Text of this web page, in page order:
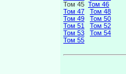
Том 45 Том 46
Том 47
Том 48
Том 49
Том 50
Том 51
Том 52
Том 53
Том 54
Том 55